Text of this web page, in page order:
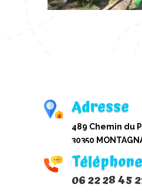
Adresse
489 Chemin du
30350
Téléphone
06 22 28 45